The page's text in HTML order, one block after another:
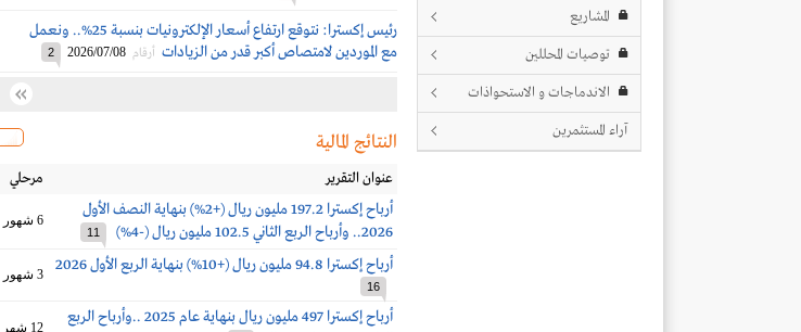
المشاريع
توصيات المحللين
الاندماجات و الاستحواذات
آراء المستثمرين
رئيس إكسترا: نتوقع ارتفاع أسعار الإلكترونيات بنسبة 25%.. ونعمل
مع الموردين لامتصاص أكبر قدر من الزيادات أرقام 2026/07/08
2
النتائج المالية
عنوان التقرير مرحلي
أرباح إكسترا 197.2 مليون ريال (+2%) بنهاية النصف الأول
2026.. وأرباح الربع الثاني 102.5 مليون ريال (-4%)
11
6 شهور
أرباح إكسترا 94.8 مليون ريال (+10%) بنهاية الربع الأول 2026
16
3 شهور
أرباح إكسترا 497 مليون ريال بنهاية عام 2025 ..وأرباح الربع
12 شهر